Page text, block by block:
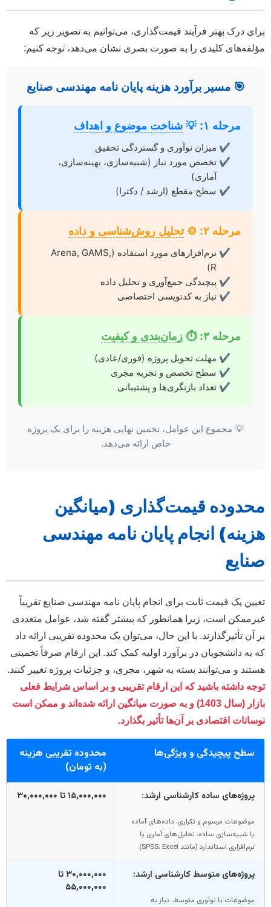
درک بهتر فرآیند قیمت‌گذاری، می‌توانیم به تصویر زیر که
کلیدی را به صورت بصری نشان می‌دهد، توجه کنیم:
🎯مسیر برآورد هزینه پایان نامه مهندسی صنایع
مرحله ۱: 💡 شناخت موضوع و اهداف
میزان نوآوری و گستردگی تحقیق
تخصص مورد نیاز (شبیه‌سازی، بهینه‌سازی،
آماری)
سطح مقطع (ارشد / دکترا)
مرحله ۲: ⚙️ تحلیل روش‌شناسی و داده
نرم‌افزارهای مورد استفاده (Arena, GAMS,
پیچیدگی جمع‌آوری و تحلیل داده
نیاز به کدنویسی اختصاصی
مرحله ۳: ⏱️ زمان‌بندی و کیفیت
مهلت تحویل پروژه (فوری/عادی)
سطح تخصص و تجربه مجری
تعداد بازنگری‌ها و پشتیبانی
💡 مجموع این عوامل، تخمین نهایی هزینه را برای یک پروژه
خاص ارائه می‌دهد.
قیمت‌گذاری (میانگین
انجام پایان نامه مهندسی
یک قیمت ثابت برای انجام پایان نامه مهندسی صنایع تقریباً
است، زیرا همانطور که پیشتر گفته شد، عوامل متعددی
آن تأثیرگذارند. با این حال، می‌توان یک محدوده تقریبی ارائه داد
به دانشجویان در برآورد اولیه کمک کند. این ارقام صرفاً تخمینی
و می‌توانند بسته به شهر، مجری، و جزئیات پروژه تغییر کنند.
داشته باشید که این ارقام تقریبی و بر اساس شرایط فعلی
بازار (سال 1403) و به صورت میانگین ارائه شده‌اند و ممکن است
اقتصادی بر آن‌ها تأثیر بگذارد.
سطح پیچیدگی و ویژگی‌ها
محدوده تقریبی هزینه
(به تومان)
پروژه‌های ساده کارشناسی ارشد:
موضوعات مرسوم و تکراری، داده‌های آماده
یا شبیه‌سازی ساده، تحلیل‌های آماری یا
نرم‌افزاری استاندارد (مانند SPSS، Excel).
۱۵,۰۰۰,۰۰۰ تا ۳۰,۰۰۰,۰۰۰
پروژه‌های متوسط کارشناسی ارشد:
موضوعات با نوآوری متوسط، نیاز به
۳۰,۰۰۰,۰۰۰ تا
۵۵,۰۰۰,۰۰۰